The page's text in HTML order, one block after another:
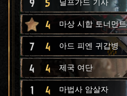
9 5 닐프가드 기사
4 마상 시합 토너먼트
7 4 아드 피엔 귀갑병
4 4 제국 여단
1 4 마법사 암살자